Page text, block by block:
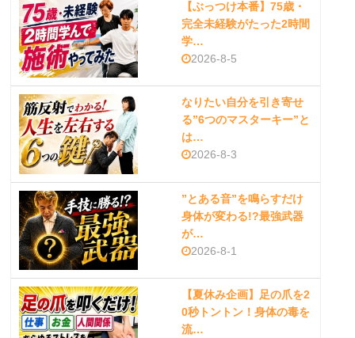
【ぶっつけ本番】75歳・
完全未経験がたった2時間
学…
2026-8-5
なりたい自分を引き寄せ
る”6つのマスターキー”と
は…
2026-8-3
”とある音”を鳴らすだけ
身体が変わる!?最強武器
が…
2026-8-1
【夏休み企画】足の爪を2
0秒トントン！身体の毒を
流…